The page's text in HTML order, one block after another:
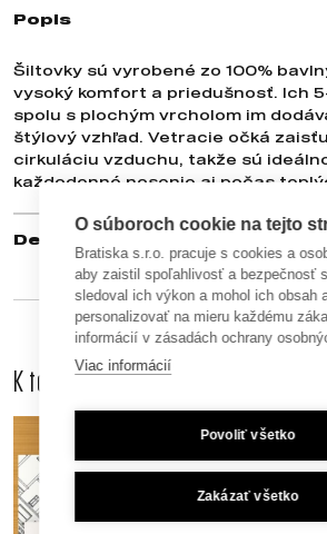
Popis
Šiltovky sú vyrobené zo 100%
vysoký komfort a priedušnosť. Ich
spolu s plochým vrcholom im
štýlový vzhľad. Vetracie očká
cirkuláciu vzduchu, takže sú
každodenné nosenie aj počas
Detaily
K tomuto produktu odporúčame
O súboroch cookie na tejto
Bratiska s.r.o. pracuje s cookies a
aby zaistil spoľahlivosť a bezpečnosť
sledoval ich výkon a mohol ich obsah
personalizovať na mieru každému
informácií v zásadách ochrany
Viac informácií
Povoliť všetko
Zakázať všetko